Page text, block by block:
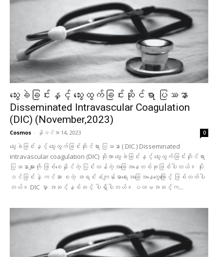
သွေးခဲခြင်းနှင့် သွေးထွက်ခြင်းဆိုင်ရာ ပြဿနာ
Disseminated Intravascular Coagulation
(DIC) (November,2023)
Cosmos - နိုဝင်ဘာ 14, 2023 0
သွေးခဲခြင်းနှင့် သွေးထွက်ခြင်းဆိုင်ရာ ပြဿနာ ( DIC ) Disseminated
intravascular coagulation (DIC) ဆိုတာ သွေးခဲခြင်းနှင့် သွေးထွက်ခြင်းဆိုင်ရာ
ပြဿနာများကို ဖြစ်စေနိုင်တဲ့ ပြင်းထန်တဲ့အခြေအနေတစ်ခုဖြစ်ပါတယ်။ ပိုး
ဝင်ခြင်းနဲ့ ကင်ဆာ စတဲ့ အရင်းခံကျန်းမာရေးအခြေအနေတွေကြောင့် ဖြစ်တတ်ပါ
တယ်။ DIC မှာ အဆင့်နှစ်ဆင့် ပါရှိပါတယ်။ ပထမအဆင့်က...